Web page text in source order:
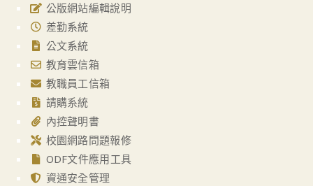
公版網站編輯說明
差勤系統
公文系統
教育雲信箱
教職員工信箱
請購系統
內控聲明書
校園網路問題報修
ODF文件應用工具
資通安全管理